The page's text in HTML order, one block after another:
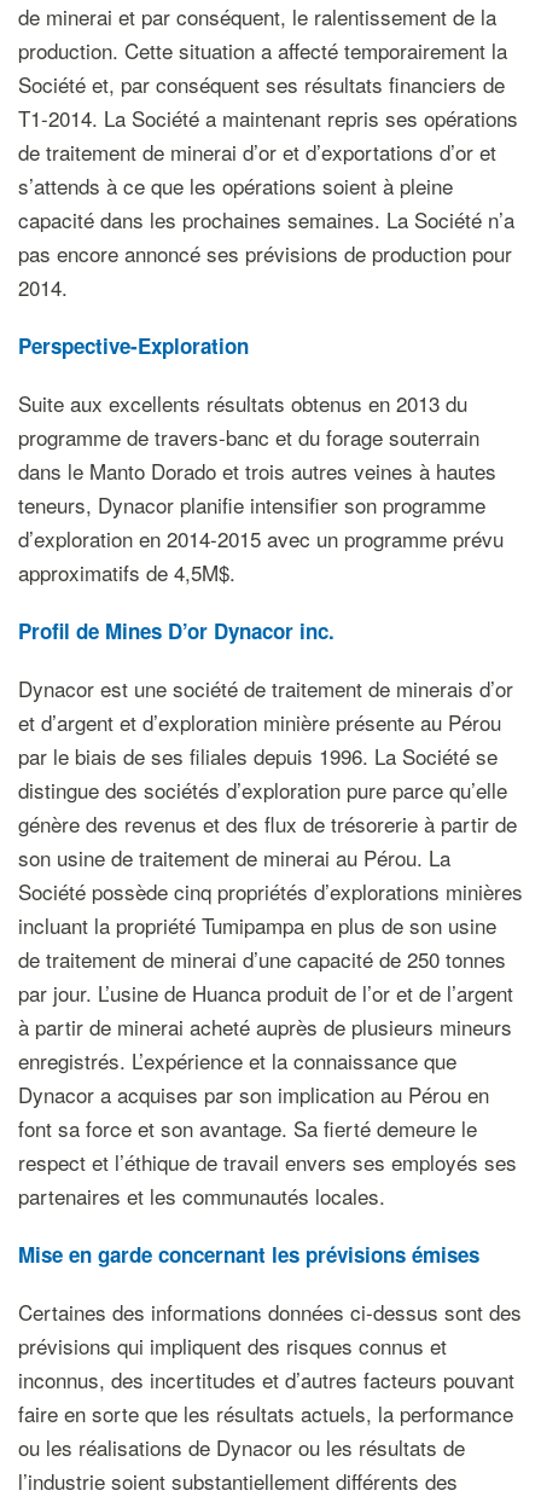
de minerai et par conséquent, le ralentissement de la
production. Cette situation a affecté temporairement la
Société et, par conséquent ses résultats financiers de
T1-2014. La Société a maintenant repris ses opérations
de traitement de minerai d’or et d’exportations d’or et
s’attends à ce que les opérations soient à pleine
capacité dans les prochaines semaines. La Société n’a
pas encore annoncé ses prévisions de production pour
2014.
Perspective-Exploration
Suite aux excellents résultats obtenus en 2013 du
programme de travers-banc et du forage souterrain
dans le Manto Dorado et trois autres veines à hautes
teneurs, Dynacor planifie intensifier son programme
d’exploration en 2014-2015 avec un programme prévu
approximatifs de 4,5M$.
Profil de Mines D’or Dynacor inc.
Dynacor est une société de traitement de minerais d’or
et d’argent et d’exploration minière présente au Pérou
par le biais de ses filiales depuis 1996. La Société se
distingue des sociétés d’exploration pure parce qu’elle
génère des revenus et des flux de trésorerie à partir de
son usine de traitement de minerai au Pérou. La
Société possède cinq propriétés d’explorations minières
incluant la propriété Tumipampa en plus de son usine
de traitement de minerai d’une capacité de 250 tonnes
par jour. L’usine de Huanca produit de l’or et de l’argent
à partir de minerai acheté auprès de plusieurs mineurs
enregistrés. L’expérience et la connaissance que
Dynacor a acquises par son implication au Pérou en
font sa force et son avantage. Sa fierté demeure le
respect et l’éthique de travail envers ses employés ses
partenaires et les communautés locales.
Mise en garde concernant les prévisions émises
Certaines des informations données ci-dessus sont des
prévisions qui impliquent des risques connus et
inconnus, des incertitudes et d’autres facteurs pouvant
faire en sorte que les résultats actuels, la performance
ou les réalisations de Dynacor ou les résultats de
l’industrie soient substantiellement différents des